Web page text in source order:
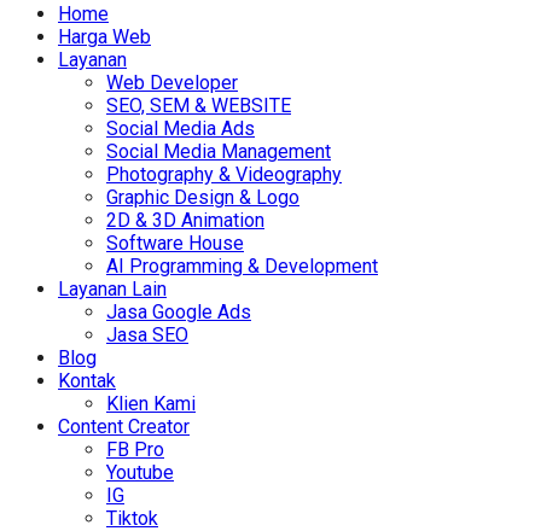
Home
Harga Web
Layanan
Web Developer
SEO, SEM & WEBSITE
Social Media Ads
Social Media Management
Photography & Videography
Graphic Design & Logo
2D & 3D Animation
Software House
AI Programming & Development
Layanan Lain
Jasa Google Ads
Jasa SEO
Blog
Kontak
Klien Kami
Content Creator
FB Pro
Youtube
IG
Tiktok